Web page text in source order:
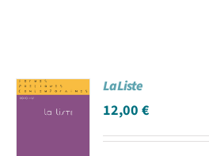
La Liste
12,00€